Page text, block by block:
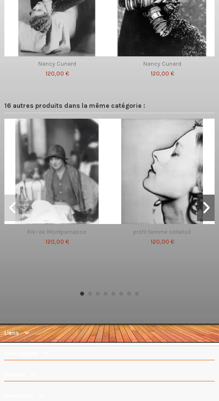
Nancy Cunard
120,00 €
Nancy Cunard
120,00 €
16 autres produits dans la même catégorie :
Kiki de Montparnasse
120,00 €
profil femme solarisé
120,00 €
Liens